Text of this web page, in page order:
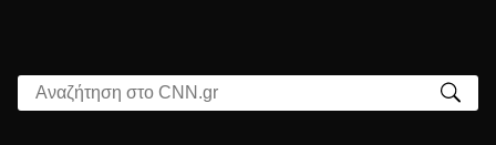
Αναζήτηση στο CNN.gr